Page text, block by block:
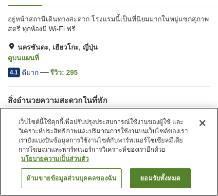
อยู่หน้าสถานีเดินทางสะดวก โรงแรมนี้เป็นที่นิยมมากในหมู่แขกสุภาพ
สตรี ทุกห้องมี Wi-Fi ฟรี
นครซันดะ, เฮียวโกะ, ญี่ปุ่น
ดูบนแผนที่
4.1 ดีมาก รีวิว: 295
สิ่งอำนวยความสะดวกในที่พัก
ตู้จำหน่ายอัตโนมัติ
บริการซักผ้า (มีค่าบริการ)
หน้าแรก ญี่ปุ่น เฮียวโกะ นครซันดะ Hotel Melxe
ค้นหาห้องพัก
เว็บไซต์นี้ใช้คุกกี้เพื่อปรับปรุงประสบการณ์ใช้งานของผู้ใช้ และ
วิเคราะห์ประสิทธิภาพและปริมาณการใช้งานบนเว็บไซต์ของเรา
เรายังแบ่งปันข้อมูลการใช้งานไซต์กับพาร์ทเนอร์โซเชียลมีเดีย
การโฆษณาและพาร์ทเนอร์การวิเคราะห์ของเราอีกด้วย
นโยบายความเป็นส่วนตัว
ห้ามขายข้อมูลส่วนบุคคลของฉัน ยอมรับทั้งหมด